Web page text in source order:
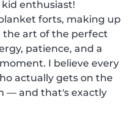
enthusiast!
forts, making up
the art of the perfect
patience, and a
I believe every
actually gets on the
— and that's exactly